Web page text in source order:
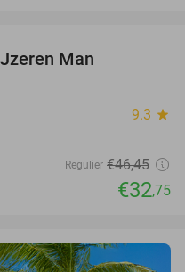
Man
9.3 star
Regulier €46,45
€32,75